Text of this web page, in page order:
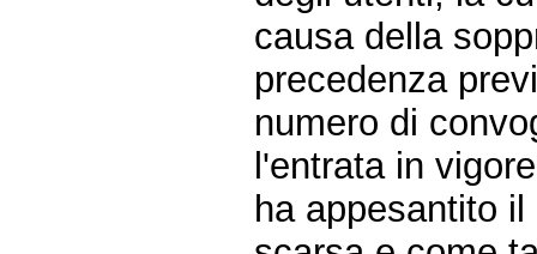
causa della
precedenza
numero di
l'entrata in
ha appesantito